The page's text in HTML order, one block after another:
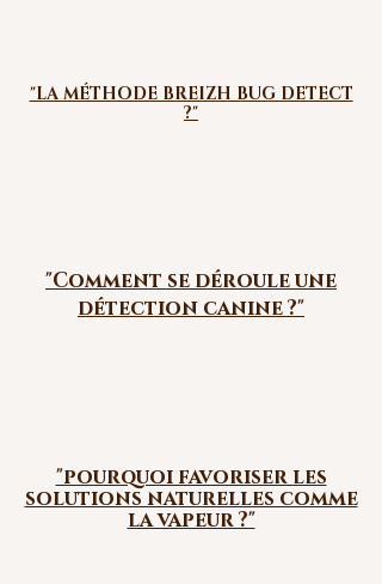
"LA MÉTHODE BREIZH BUG DETECT
?"
"Comment se déroule une
détection canine ?"
"pourquoi favoriser les
solutions naturelles comme
la vapeur ?"